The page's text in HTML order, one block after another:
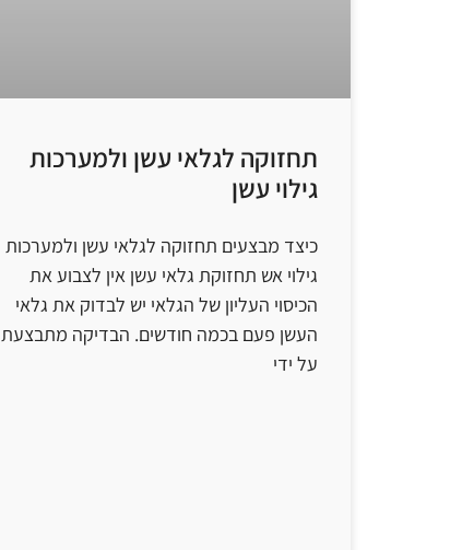
תחזוקה לגלאי עשן ולמערכות
גילוי עשן
כיצד מבצעים תחזוקה לגלאי עשן ולמערכות
גילוי אש תחזוקת גלאי עשן אין לצבוע את
הכיסוי העליון של הגלאי יש לבדוק את גלאי
העשן פעם בכמה חודשים. הבדיקה מתבצעת
על ידי